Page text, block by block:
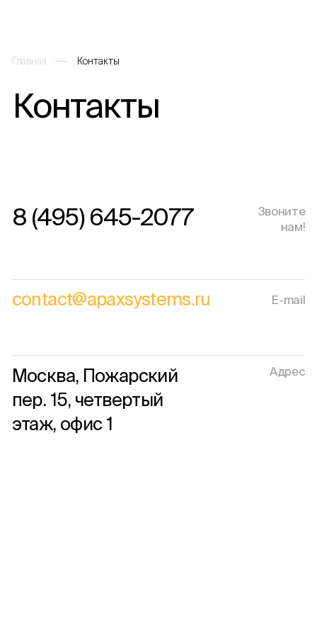
Главная Контакты
Контакты
8 (495) 645-2077
Звоните
нам!
E-mail
contact@apaxsystems.ru
Адрес
Москва, Пожарский
пер. 15, четвертый
этаж, офис 1
Каталог
Проекты
Новости
Контакты